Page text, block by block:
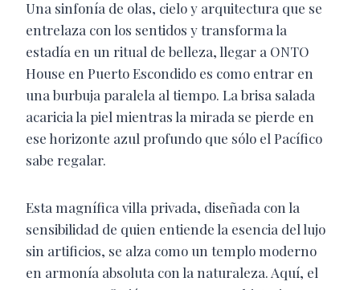
Una sinfonía de olas, cielo y arquitectura que se
entrelaza con los sentidos y transforma la
estadía en un ritual de belleza, llegar a ONTO
House en Puerto Escondido es como entrar en
una burbuja paralela al tiempo. La brisa salada
acaricia la piel mientras la mirada se pierde en
ese horizonte azul profundo que sólo el Pacífico
sabe regalar.
Esta magnífica villa privada, diseñada con la
sensibilidad de quien entiende la esencia del lujo
sin artificios, se alza como un templo moderno
en armonía absoluta con la naturaleza. Aquí, el